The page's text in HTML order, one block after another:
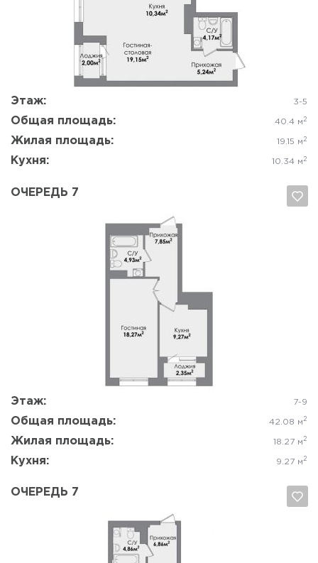
Этаж: 3-5
Общая площадь: 40.4 м 2
Жилая площадь: 19.15 м 2
Кухня: 10.34 м 2
Да, удалить
ОЧЕРЕДЬ 7
Этаж: 7-9
Общая площадь: 42.08 м 2
Жилая площадь: 18.27 м 2
Кухня: 9.27 м 2
Да, удалить Отмена
ОЧЕРЕДЬ 7